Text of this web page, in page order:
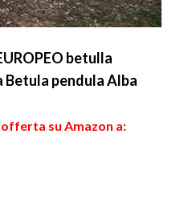
betulla
Betula pendula Alba
offerta su Amazon a: